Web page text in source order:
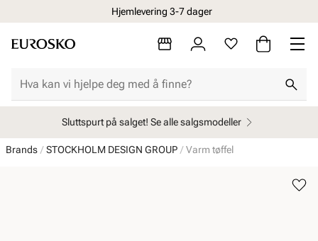
Hjemlevering 3-7 dager
Sluttspurt på salget! Se alle salgsmodeller
Brands STOCKHOLM DESIGN GROUP Varm tøffel